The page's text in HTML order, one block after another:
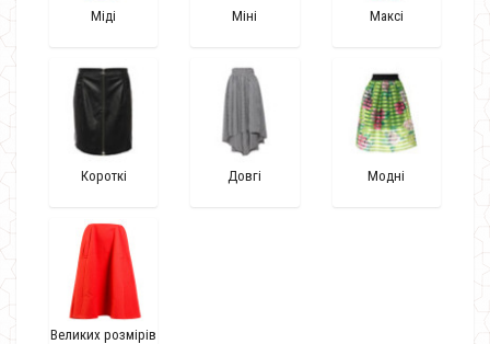
Міді Міні Максі
Короткі Довгі Модні
Великих розмірів